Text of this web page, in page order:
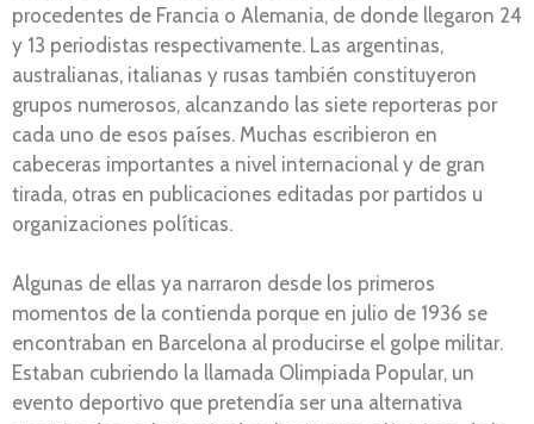
procedentes de Francia o Alemania, de donde llegaron 24
y 13 periodistas respectivamente. Las argentinas,
australianas, italianas y rusas también constituyeron
grupos numerosos, alcanzando las siete reporteras por
cada uno de esos países. Muchas escribieron en
cabeceras importantes a nivel internacional y de gran
tirada, otras en publicaciones editadas por partidos u
organizaciones políticas.
Algunas de ellas ya narraron desde los primeros
momentos de la contienda porque en julio de 1936 se
encontraban en Barcelona al producirse el golpe militar.
Estaban cubriendo la llamada Olimpiada Popular, un
evento deportivo que pretendía ser una alternativa